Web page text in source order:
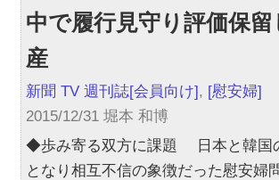
中で履行見守り評価保留
産
新聞 TV 週刊誌[会員向け], [慰安婦]
2015/12/31 堀本 和博
◆歩み寄る双方に課題 日本と韓国
となり相互不信の象徴だった慰安婦